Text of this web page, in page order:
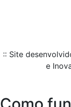
:: Site
e